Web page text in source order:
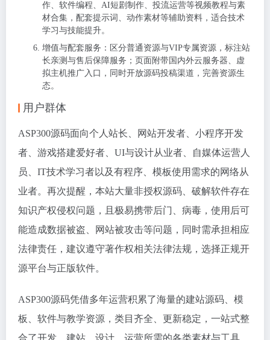
作、软件编程、AI短剧制作、投流运营等视频教程与素
材合集，配套提示词、动作素材等辅助资料，适合技术
学习与技能提升。
增值与配套服务：区分普通资源与VIP专属资源，标注站
长亲测与售后保障服务；页面附带国内外云服务器、虚
拟主机推广入口，同时开放源码投稿渠道，完善资源生
态。
用户群体
ASP300源码面向个人站长、网站开发者、小程序开发
者、游戏搭建爱好者、UI与设计从业者、自媒体运营人
员、IT技术学习者以及有程序、模板使用需求的网络从
业者。再次提醒，本站大量非授权源码、破解软件存在
知识产权侵权问题，且极易携带后门、病毒，使用后可
能造成数据被盗、网站被攻击等问题，同时需承担相应
法律责任，建议遵守著作权相关法律法规，选择正规开
源平台与正版软件。
ASP300源码凭借多年运营积累了海量的建站源码、模
板、软件与教学资源，类目齐全、更新稳定，一站式整
合了开发、建站、设计、运营所需的各类素材与工具，